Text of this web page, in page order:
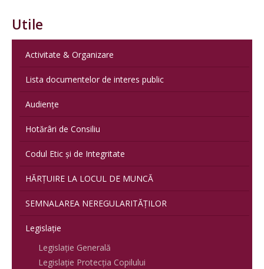
Utile
Activitate & Organizare
Lista documentelor de interes public
Audiențe
Hotărâri de Consiliu
Codul Etic și de Integritate
HĂRȚUIRE LA LOCUL DE MUNCĂ
SEMNALAREA NEREGULARITĂȚILOR
Legislație
Legislație Generală
Legislație Protecția Copilului